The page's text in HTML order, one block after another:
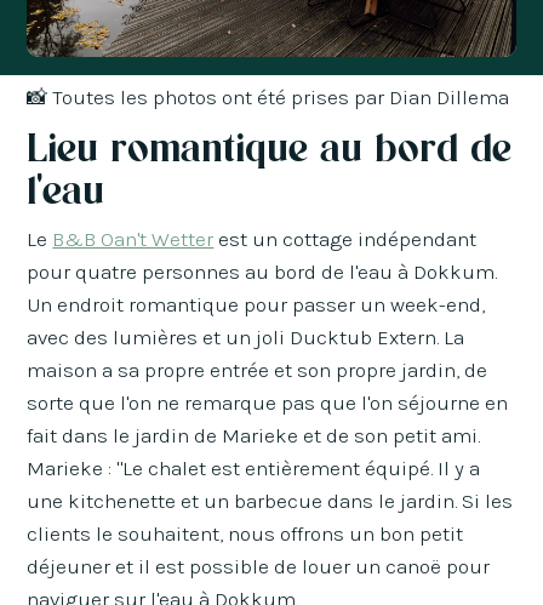
📸 Toutes les photos ont été prises par Dian Dillema
Lieu romantique au bord de
l'eau
Le B&B Oan't Wetter est un cottage indépendant
pour quatre personnes au bord de l'eau à Dokkum.
Un endroit romantique pour passer un week-end,
avec des lumières et un joli Ducktub Extern. La
maison a sa propre entrée et son propre jardin, de
sorte que l'on ne remarque pas que l'on séjourne en
fait dans le jardin de Marieke et de son petit ami.
Marieke : "Le chalet est entièrement équipé. Il y a
une kitchenette et un barbecue dans le jardin. Si les
clients le souhaitent, nous offrons un bon petit
déjeuner et il est possible de louer un canoë pour
naviguer sur l'eau à Dokkum.